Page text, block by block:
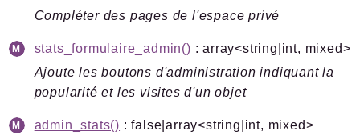
Compléter des pages de l'espace privé
stats_formulaire_admin() : array<string|int, mixed>
Ajoute les boutons d'administration indiquant la
popularité et les visites d'un objet
admin_stats() : false|array<string|int, mixed>